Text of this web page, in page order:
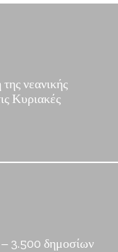
νεανικής
Κυριακές
3.500 δημοσίων